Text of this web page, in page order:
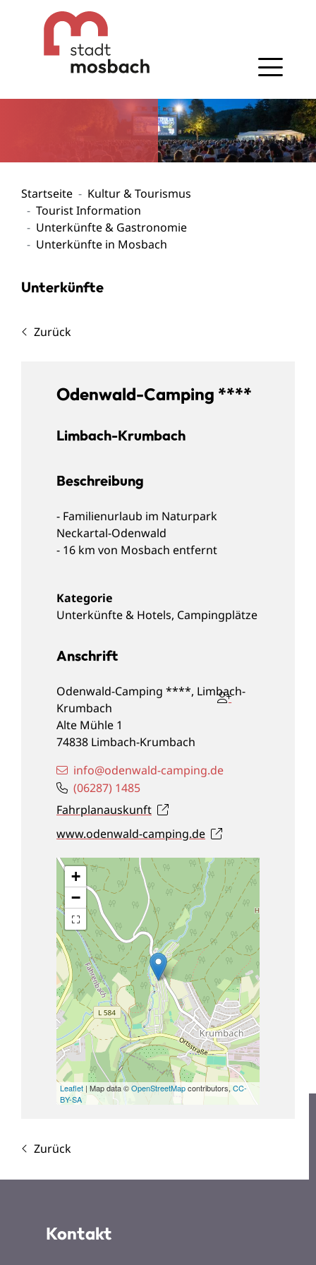
Gehe zum Navigationsbereich
Gehe zum Inhalt
Startseite
Kultur & Tourismus
Tourist Information
Unterkünfte & Gastronomie
Unterkünfte in Mosbach
Unterkünfte
Zurück
Odenwald-Camping ****
Limbach-Krumbach
Beschreibung
- Familienurlaub im Naturpark
Neckartal-Odenwald
- 16 km von Mosbach entfernt
Unterkünfte & Hotels, Campingplätze
Anschrift
Odenwald-Camping ****, Limbach-
Krumbach
Alte Mühle 1
74838 Limbach-Krumbach
Fahrplanauskunft
info@odenwald-camping.de
(06287) 1485
www.odenwald-camping.de
+
−
Leaflet | Map data ©OpenStreetMapcontributors, CC-
BY-SA
Zurück
Kontakt